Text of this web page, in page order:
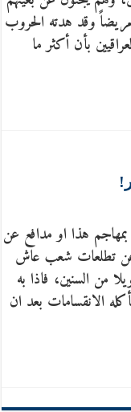
وقد هدته الحروب
بأن أكثر ما
هذا او مدافع عن
عن تطلعات شعب عاش
من السنين، فاذا به
الانقسامات بعد ان